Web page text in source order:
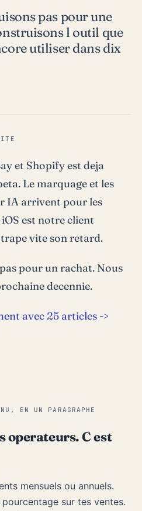
pas pour une
l outil que
utiliser dans dix
et Shopify est deja
Le marquage et les
IA arrivent pour les
est notre client
vite son retard.
pour un rachat. Nous
decennie.
avec 25 articles ->
EN UN PARAGRAPHE
operateurs. C est
mensuels ou annuels.
sur tes ventes.